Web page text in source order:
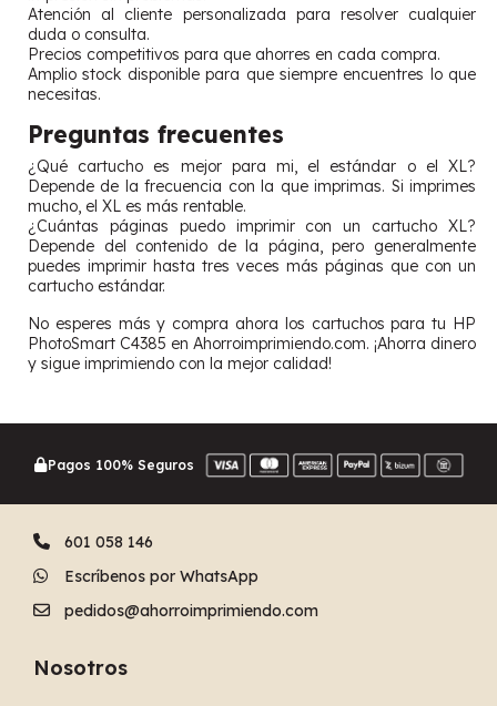
Atención al cliente personalizada para resolver cualquier
duda o consulta.
Precios competitivos para que ahorres en cada compra.
Amplio stock disponible para que siempre encuentres lo que
necesitas.
Preguntas frecuentes
¿Qué cartucho es mejor para mi, el estándar o el XL?
Depende de la frecuencia con la que imprimas. Si imprimes
mucho, el XL es más rentable.
¿Cuántas páginas puedo imprimir con un cartucho XL?
Depende del contenido de la página, pero generalmente
puedes imprimir hasta tres veces más páginas que con un
cartucho estándar.
No esperes más y compra ahora los cartuchos para tu HP
PhotoSmart C4385 en Ahorroimprimiendo.com. ¡Ahorra dinero
y sigue imprimiendo con la mejor calidad!
Pagos 100% Seguros
601 058 146
Escríbenos por WhatsApp
pedidos@ahorroimprimiendo.com
Nosotros